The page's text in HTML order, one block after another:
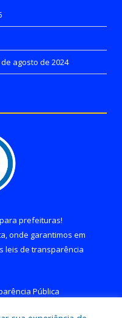
de agosto de 2024
prefeituras!
onde garantimos em
leis de transparência
Pública